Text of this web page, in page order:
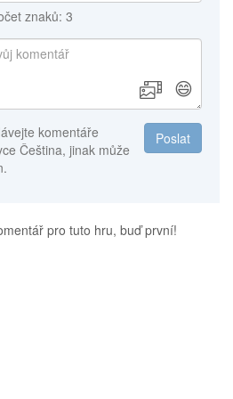
znaků: 3
😄
Poslat
komentáře
Čeština, jinak může
pro tuto hru, buď první!